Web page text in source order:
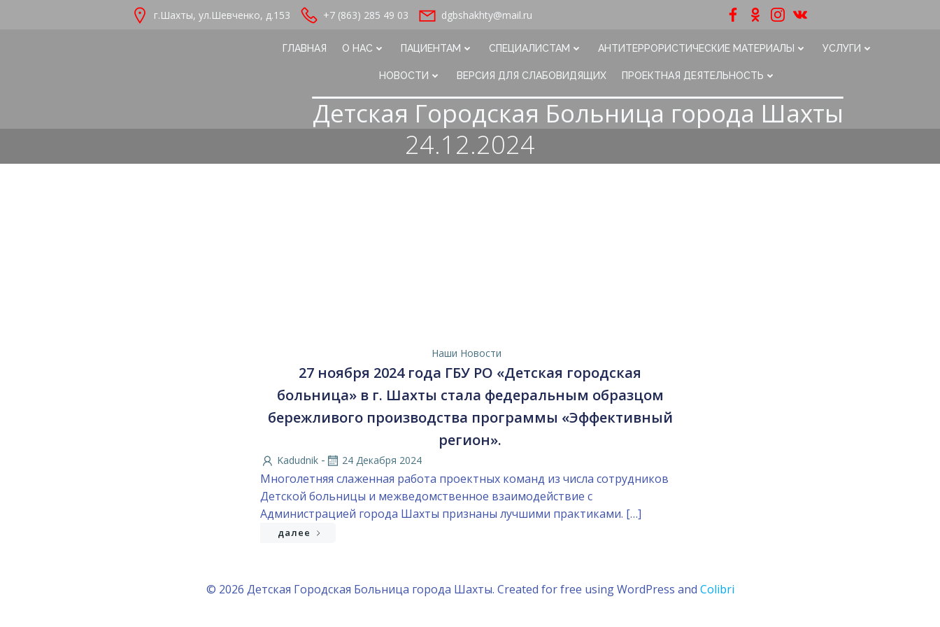
г.Шахты, ул.Шевченко, д.153 +7 (863) 285 49 03 dgbshakhty@mail.ru
ГЛАВНАЯ О НАС ПАЦИЕНТАМ СПЕЦИАЛИСТАМ АНТИТЕРРОРИСТИЧЕСКИЕ МАТЕРИАЛЫ УСЛУГИ
НОВОСТИ ВЕРСИЯ ДЛЯ СЛАБОВИДЯЩИХ ПРОЕКТНАЯ ДЕЯТЕЛЬНОСТЬ
Детская Городская Больница города Шахты
24.12.2024
Наши Новости
27 ноября 2024 года ГБУ РО «Детская городская
больница» в г. Шахты стала федеральным образцом
бережливого производства программы «Эффективный
регион».
Kadudnik - 24 Декабря 2024
Многолетняя слаженная работа проектных команд из числа сотрудников
Детской больницы и межведомственное взаимодействие с
Администрацией города Шахты признаны лучшими практиками. […]
далее
© 2026 Детская Городская Больница города Шахты. Created for free using WordPress and Colibri